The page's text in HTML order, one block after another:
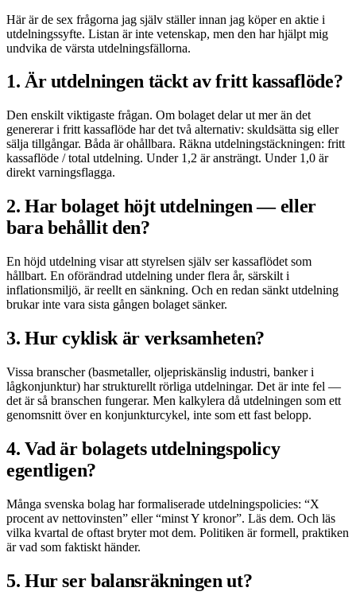
Här är de sex frågorna jag själv ställer innan jag köper en aktie i
utdelningssyfte. Listan är inte vetenskap, men den har hjälpt mig
undvika de värsta utdelningsfällorna.
1. Är utdelningen täckt av fritt kassaflöde?
Den enskilt viktigaste frågan. Om bolaget delar ut mer än det
genererar i fritt kassaflöde har det två alternativ: skuldsätta sig eller
sälja tillgångar. Båda är ohållbara. Räkna utdelningstäckningen: fritt
kassaflöde / total utdelning. Under 1,2 är ansträngt. Under 1,0 är
direkt varningsflagga.
2. Har bolaget höjt utdelningen — eller
bara behållit den?
En höjd utdelning visar att styrelsen själv ser kassaflödet som
hållbart. En oförändrad utdelning under flera år, särskilt i
inflationsmiljö, är reellt en sänkning. Och en redan sänkt utdelning
brukar inte vara sista gången bolaget sänker.
3. Hur cyklisk är verksamheten?
Vissa branscher (basmetaller, oljepriskänslig industri, banker i
lågkonjunktur) har strukturellt rörliga utdelningar. Det är inte fel —
det är så branschen fungerar. Men kalkylera då utdelningen som ett
genomsnitt över en konjunkturcykel, inte som ett fast belopp.
4. Vad är bolagets utdelningspolicy
egentligen?
Många svenska bolag har formaliserade utdelningspolicies: “X
procent av nettovinsten” eller “minst Y kronor”. Läs dem. Och läs
vilka kvartal de oftast bryter mot dem. Politiken är formell, praktiken
är vad som faktiskt händer.
5. Hur ser balansräkningen ut?